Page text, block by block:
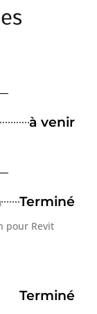
à venir
Terminé
pour Revit
Terminé